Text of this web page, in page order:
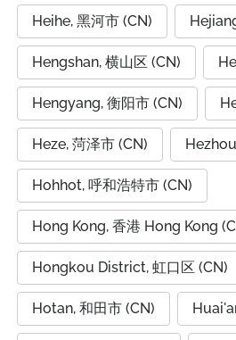
Heihe, 黑河市 (CN)
Hengshan, 横山区 (CN)
Hengyang, 衡阳市 (CN)
Heze, 菏泽市 (CN)
Hohhot, 呼和浩特市 (CN)
Hong Kong, 香港 Hong Kong
Hongkou District, 虹口区 (CN)
Hotan, 和田市 (CN)